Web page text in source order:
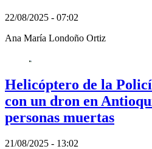
22/08/2025 - 07:02
Ana María Londoño Ortiz
Helicóptero de la
con un dron en
personas muertas
21/08/2025 - 13:02